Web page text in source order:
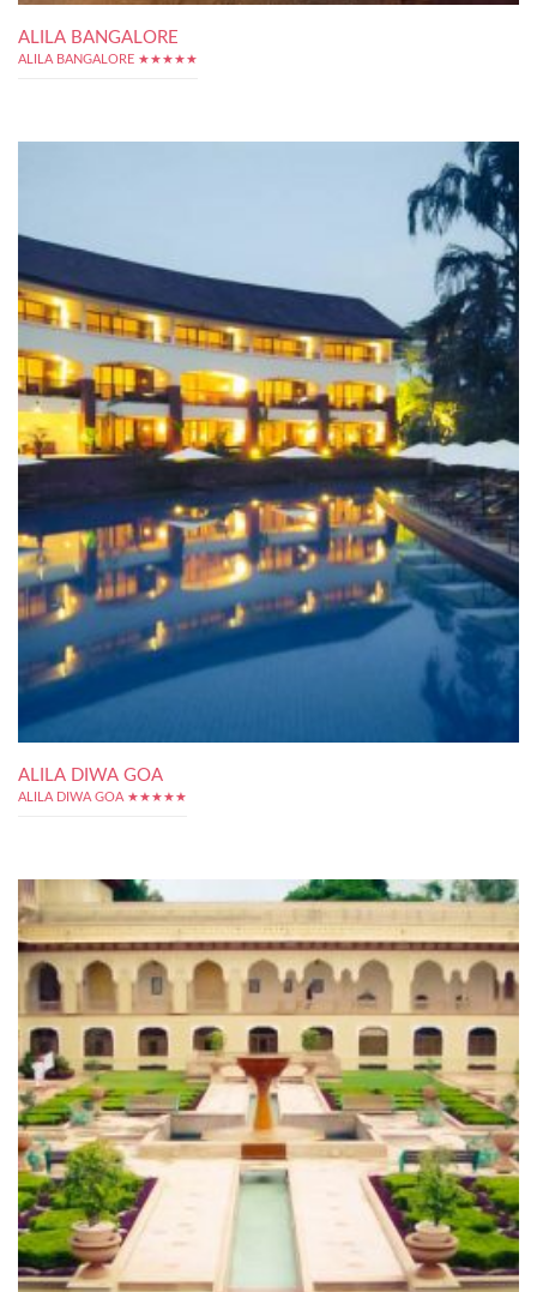
ALILA BANGALORE
ALILA BANGALORE ★★★★★
ALILA DIWA GOA
ALILA DIWA GOA ★★★★★